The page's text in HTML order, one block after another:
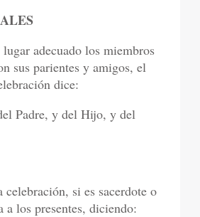
adecuado los miembros
sus parientes y amigos, el
dice:
Padre, y del Hijo, y del
si es sacerdote o
a los presentes, diciendo: